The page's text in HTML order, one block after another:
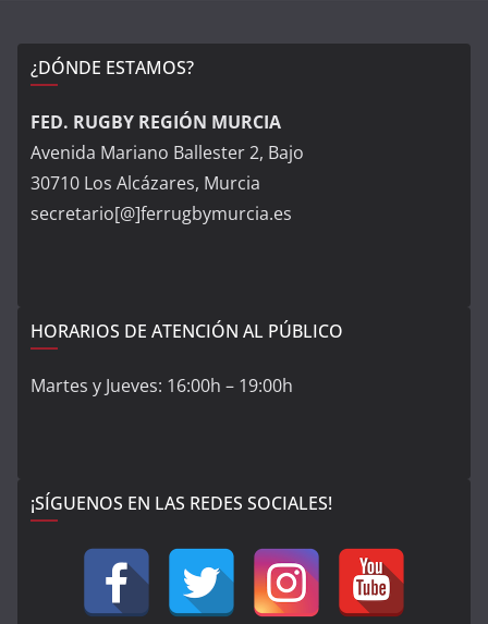
¿DÓNDE ESTAMOS?
FED. RUGBY REGIÓN MURCIA
Avenida Mariano Ballester 2, Bajo
30710 Los Alcázares, Murcia
secretario[@]ferrugbymurcia.es
HORARIOS DE ATENCIÓN AL PÚBLICO
Martes y Jueves: 16:00h – 19:00h
¡SÍGUENOS EN LAS REDES SOCIALES!